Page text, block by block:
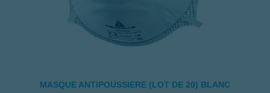
MASQUE ANTIPOUSSIERE (LOT DE 20) BLANC